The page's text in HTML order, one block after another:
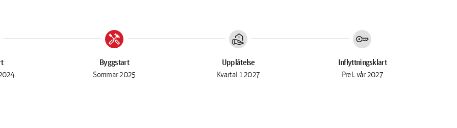
handyman
Byggstart
Sommar 2025
real_estate_agent
Upplåtelse
Kvartal 1 2027
key
Inflyttningsklart
Prel. vår 2027